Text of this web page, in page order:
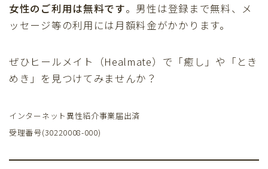
女性のご利用は無料です。男性は登録まで無料、メ
ッセージ等の利用には月額料金がかかります。
ぜひヒールメイト（Healmate）で「癒し」や「とき
めき」を見つけてみませんか？
インターネット異性紹介事業届出済
受理番号(30220008-000)